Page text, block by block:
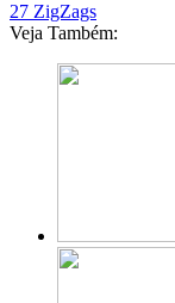
27 ZigZags
Veja Também: